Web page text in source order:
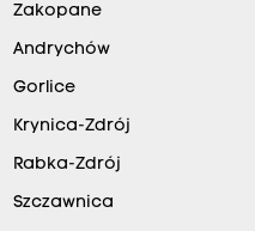
Zakopane
Andrychów
Gorlice
Krynica-Zdrój
Rabka-Zdrój
Szczawnica